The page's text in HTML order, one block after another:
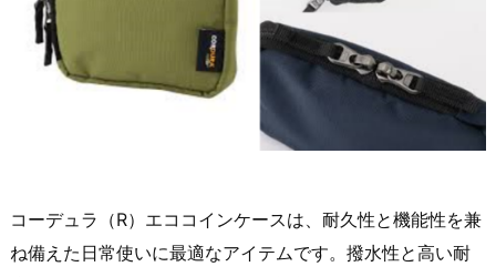
コーデュラ（R）エココインケースは、耐久性と機能性を兼
ね備えた日常使いに最適なアイテムです。撥水性と高い耐